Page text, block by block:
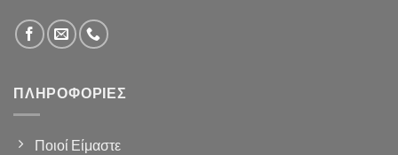
ΠΛΗΡΟΦΟΡΊΕΣ
Ποιοί Είμαστε